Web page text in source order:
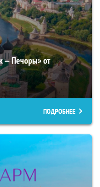
— Печоры» от
ПОДРОБНЕЕ